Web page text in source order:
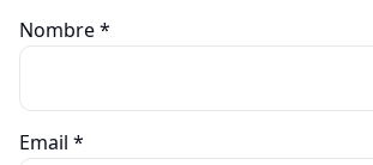
Nombre*
Email *